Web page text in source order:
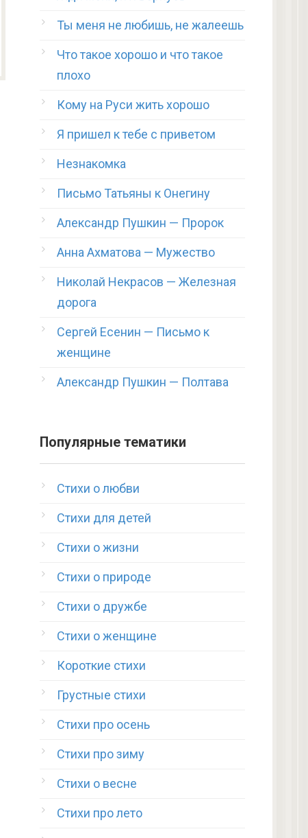
Ты меня не любишь, не жалеешь
Что такое хорошо и что такое
плохо
Кому на Руси жить хорошо
Я пришел к тебе с приветом
Незнакомка
Письмо Татьяны к Онегину
Александр Пушкин — Пророк
Анна Ахматова — Мужество
Николай Некрасов — Железная
дорога
Сергей Есенин — Письмо к
женщине
Александр Пушкин — Полтава
Популярные тематики
Стихи о любви
Стихи для детей
Стихи о жизни
Стихи о природе
Стихи о дружбе
Стихи о женщине
Короткие стихи
Грустные стихи
Стихи про осень
Стихи про зиму
Стихи о весне
Стихи про лето